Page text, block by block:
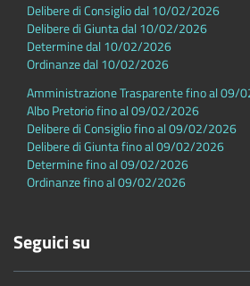
Delibere di Consiglio dal 10/02/2026
Delibere di Giunta dal 10/02/2026
Determine dal 10/02/2026
Ordinanze dal 10/02/2026
Amministrazione Trasparente fino al 09/
Albo Pretorio fino al 09/02/2026
Delibere di Consiglio fino al 09/02/2026
Delibere di Giunta fino al 09/02/2026
Determine fino al 09/02/2026
Ordinanze fino al 09/02/2026
Seguici su